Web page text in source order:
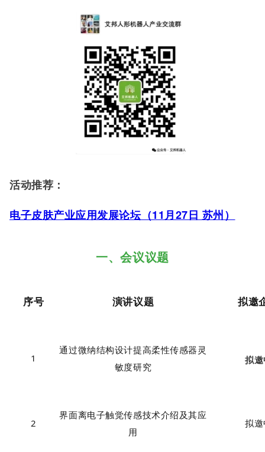
活动推荐：
电子皮肤产业应用发展论坛（11月27日 苏州）
一、会议议题
序号 演讲议题 拟邀
1
通过微纳结构设计提高柔性传感器灵
敏度研究
拟
2
界面离电子触觉传感技术介绍及其应
用
拟